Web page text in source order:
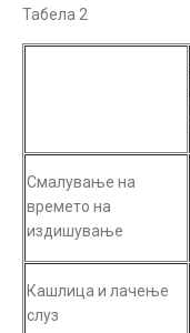
Табела 2
Смалување на
времето на
издишување
Кашлица и лачење
слуз